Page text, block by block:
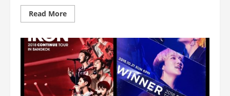
Read MoreRead
more
คลับ
“ไอคอน-
วินเนอร์”
กำ
เงิน
ไว้
ให้
พร้อม!!